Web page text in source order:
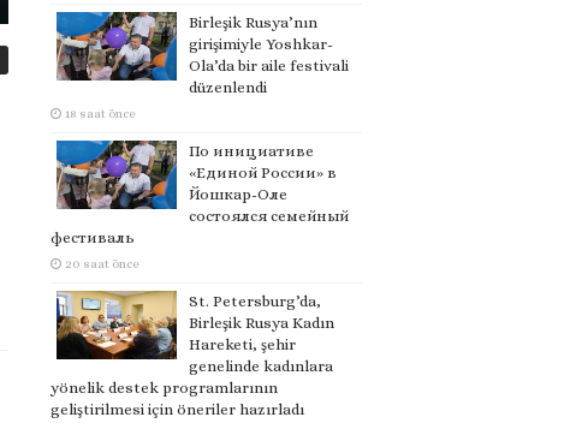
Birleşik Rusya’nın
girişimiyle Yoshkar-
Ola’da bir aile festivali
düzenlendi
18 saat önce
По инициативе
«Единой России» в
Йошкар-Оле
состоялся семейный
фестиваль
20 saat önce
St. Petersburg’da,
Birleşik Rusya Kadın
Hareketi, şehir
genelinde kadınlara
yönelik destek programlarının
geliştirilmesi için öneriler hazırladı